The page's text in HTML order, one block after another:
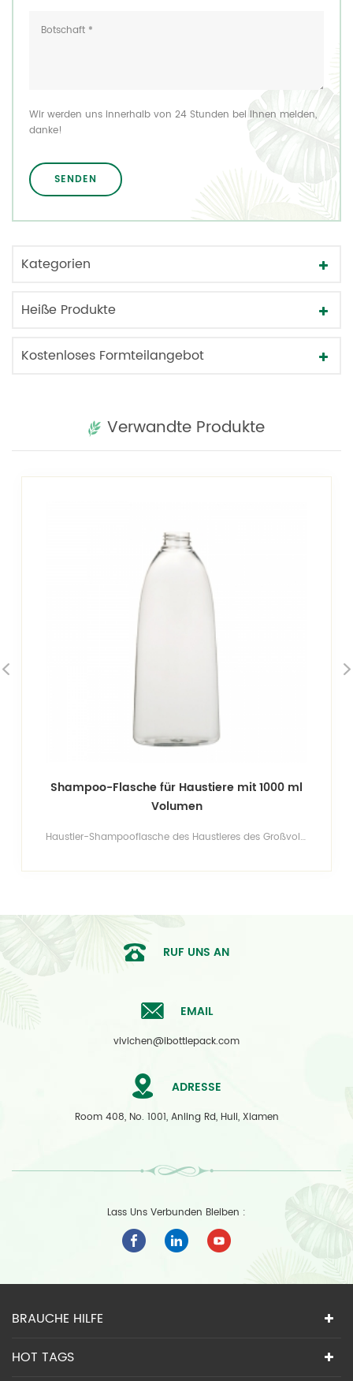
Wir werden uns innerhalb von 24 Stunden bei Ihnen melden,
danke!
Kategorien
Heiße Produkte
Kostenloses Formteilangebot
Verwandte Produkte
1000 ml
Haustier-Shampooflasche des Haustieres des Großvolumens 1000ml,bpa-freie Verpackung für Duschgel, Shampoo. gesicherte Qualität und guter Preis.
Shampoo-Flasche für Haustiere mit
RUF UNS AN
EMAIL
vivichen@ibottlepack.com
ADRESSE
Room 408, No. 1001, Anling Rd, Huli, Xiamen
Lass Uns Verbunden Bleiben :
BRAUCHE HILFE
HOT TAGS